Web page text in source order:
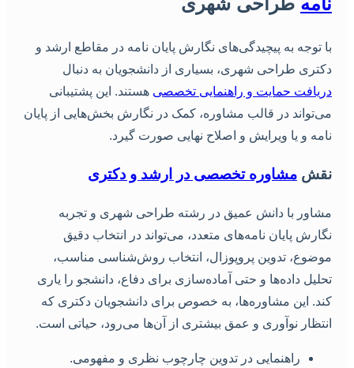
با توجه به پیچیدگی‌های نگارش پایان نامه در مقاطع ارشد و
دکتری طراحی شهری، بسیاری از دانشجویان به دنبال
دریافت حمایت و راهنمایی تخصصیهستند. این پشتیبانی
می‌تواند در قالب مشاوره، کمک در نگارش بخش‌هایی از پایان
نامه و یا ویرایش و اصلاح نهایی صورت گیرد.
نقشمشاوره تخصصی در ارشد و دکتری
مشاور با دانش عمیق در رشته طراحی شهری و تجربه
نگارش پایان نامه‌های متعدد، می‌تواند در انتخاب دقیق
موضوع، تدوین پروپوزال، انتخاب روش‌شناسی مناسب،
تحلیل داده‌ها و حتی آماده‌سازی برای دفاع، دانشجو را یاری
کند. این مشاوره‌ها، به خصوص برای دانشجویان دکتری که
انتظار نوآوری و عمق بیشتری از آن‌ها می‌رود، حیاتی است.
راهنمایی در تدوین چارچوب نظری و مفهومی.